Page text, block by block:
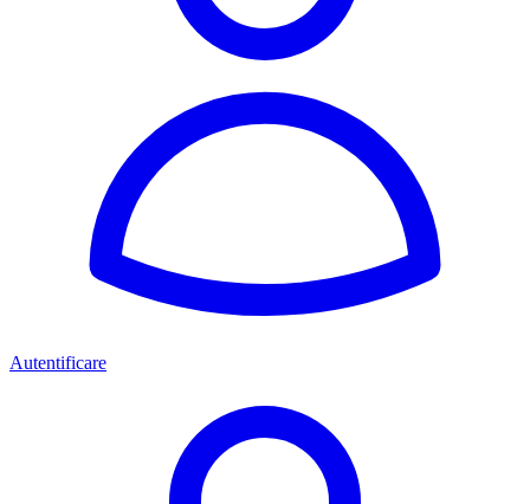
Autentificare